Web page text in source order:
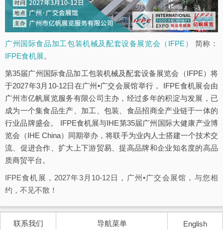
广州国际食品加工包装机械及配套设备展览会（IFPE）
简称：
IFPE食机展。
第35届广州国际食品加工包装机械及配套设备展览会（IFPE）将
于2027年3月10-12日在广州•广交会展馆举行， IFPE食机展会由
广州市亿帆展览服务有限公司主办，经过多年的积淀与发展，已
成为一个集食品生产、加工、包装、食品招商全产业链于一体的
行业品牌盛会。 IFPE食机展与IHE第35届广州国际大健康产业博
览会（IHE China）同期举办，将联手为业内人士搭建一个技术交
流、促进合作、扩大上下游贸易、提高品牌和企业知名度的高品
质商贸平台。
IFPE食机展，2027年3月10-12日，广州•广交会展馆，与您相
约，不见不散！
联系我们 导航菜单 English